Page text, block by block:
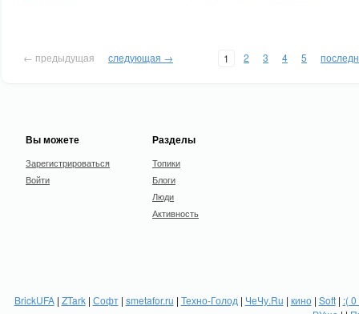
← предыдущая следующая → 1 2 3 4 5
Вы можете
Зарегистрироваться
Войти
Разделы
Топики
Блоги
Люди
Активность
BrickUFA| ZTark| Софт| smetafor.ru | Техно-Голод | ЧеЧу.Ru | кино| Soft| :(